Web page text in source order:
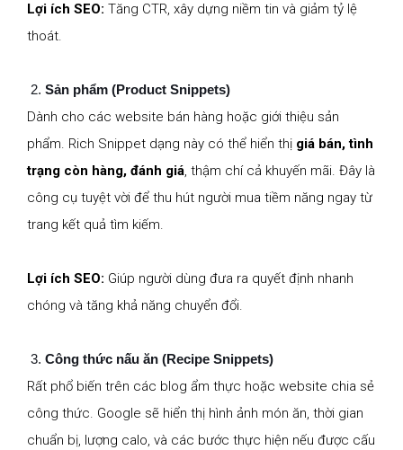
Lợi ích SEO: Tăng CTR, xây dựng niềm tin và giảm tỷ lệ
thoát.
Sản phẩm (Product Snippets)
Dành cho các website bán hàng hoặc giới thiệu sản
phẩm. Rich Snippet dạng này có thể hiển thị giá bán, tình
trạng còn hàng, đánh giá, thậm chí cả khuyến mãi. Đây là
công cụ tuyệt vời để thu hút người mua tiềm năng ngay từ
trang kết quả tìm kiếm.
Lợi ích SEO: Giúp người dùng đưa ra quyết định nhanh
chóng và tăng khả năng chuyển đổi.
Công thức nấu ăn (Recipe Snippets)
Rất phổ biến trên các blog ẩm thực hoặc website chia sẻ
công thức. Google sẽ hiển thị hình ảnh món ăn, thời gian
chuẩn bị, lượng calo, và các bước thực hiện nếu được cấu